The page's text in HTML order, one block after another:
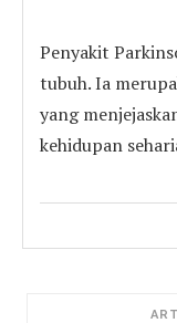
Penyakit
tubuh. Ia
yang
kehidupan